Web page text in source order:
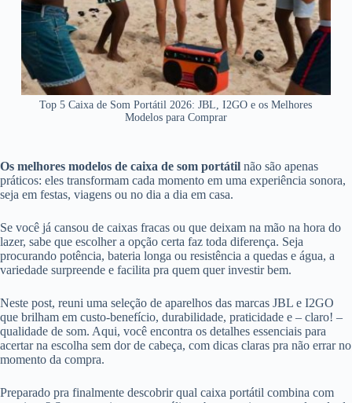
Top 5 Caixa de Som Portátil 2026: JBL, I2GO e os Melhores
Modelos para Comprar
Os melhores modelos de caixa de som portátil não são apenas
práticos: eles transformam cada momento em uma experiência sonora,
seja em festas, viagens ou no dia a dia em casa.
Se você já cansou de caixas fracas ou que deixam na mão na hora do
lazer, sabe que escolher a opção certa faz toda diferença. Seja
procurando potência, bateria longa ou resistência a quedas e água, a
variedade surpreende e facilita pra quem quer investir bem.
Neste post, reuni uma seleção de aparelhos das marcas JBL e I2GO
que brilham em custo-benefício, durabilidade, praticidade e – claro! –
qualidade de som. Aqui, você encontra os detalhes essenciais para
acertar na escolha sem dor de cabeça, com dicas claras pra não errar no
momento da compra.
Preparado pra finalmente descobrir qual caixa portátil combina com